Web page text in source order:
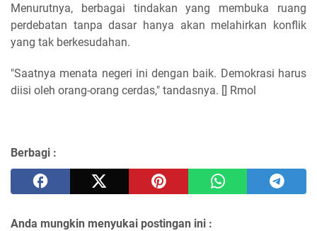
Menurutnya, berbagai tindakan yang membuka ruang
perdebatan tanpa dasar hanya akan melahirkan konflik
yang tak berkesudahan.
"Saatnya menata negeri ini dengan baik. Demokrasi harus
diisi oleh orang-orang cerdas," tandasnya. [] Rmol
Berbagi :
Anda mungkin menyukai postingan ini :